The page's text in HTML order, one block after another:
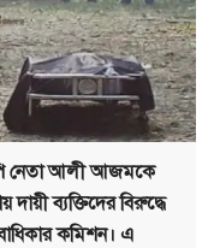
নেতা আলী আজমকে
ব্যক্তিদের বিরুদ্ধে
কমিশন। এ